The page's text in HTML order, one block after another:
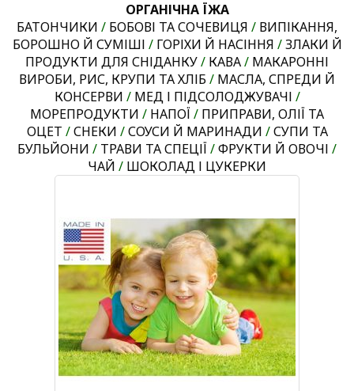
ОРГАНІЧНА ЇЖА
БАТОНЧИКИ / БОБОВІ ТА СОЧЕВИЦЯ / ВИПІКАННЯ,
БОРОШНО Й СУМІШІ / ГОРІХИ Й НАСІННЯ /ЗЛАКИ Й
ПРОДУКТИ ДЛЯ СНІДАНКУ/ КАВА/ МАКАРОННІ
ВИРОБИ, РИС, КРУПИ ТА ХЛІБ/ МАСЛА, СПРЕДИ Й
КОНСЕРВИ / МЕД І ПІДСОЛОДЖУВАЧІ /
МОРЕПРОДУКТИ / НАПОЇ / ПРИПРАВИ, ОЛІЇ ТА
ОЦЕТ /СНЕКИ /СОУСИ Й МАРИНАДИ /СУПИ ТА
БУЛЬЙОНИ / ТРАВИ ТА СПЕЦІЇ /ФРУКТИ Й ОВОЧІ /
ЧАЙ / ШОКОЛАД І ЦУКЕРКИ